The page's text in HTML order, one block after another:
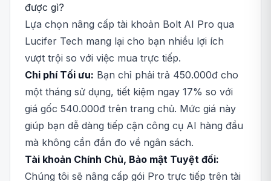
được gì?
Lựa chọn nâng cấp tài khoản Bolt AI Pro qua
Lucifer Tech mang lại cho bạn nhiều lợi ích
vượt trội so với việc mua trực tiếp.
Chi phí Tối ưu: Bạn chỉ phải trả 450.000đ cho
một tháng sử dụng, tiết kiệm ngay 17% so với
giá gốc 540.000đ trên trang chủ. Mức giá này
giúp bạn dễ dàng tiếp cận công cụ AI hàng đầu
mà không cần đắn đo về ngân sách.
Tài khoản Chính Chủ, Bảo mật Tuyệt đối:
Chúng tôi sẽ nâng cấp gói Pro trực tiếp trên tài